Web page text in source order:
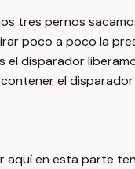
tres pernos
poco a poco la
el disparador
el
aquí en esta parte